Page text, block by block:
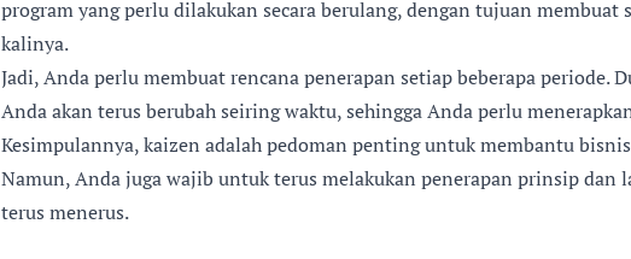
program yang perlu dilakukan secara berulang, dengan tujuan membuat
kalinya.
Jadi, Anda perlu membuat rencana penerapan setiap beberapa periode.
Anda akan terus berubah seiring waktu, sehingga Anda perlu
Kesimpulannya, kaizen adalah pedoman penting untuk membantu
Namun, Anda juga wajib untuk terus melakukan penerapan prinsip dan
terus menerus.